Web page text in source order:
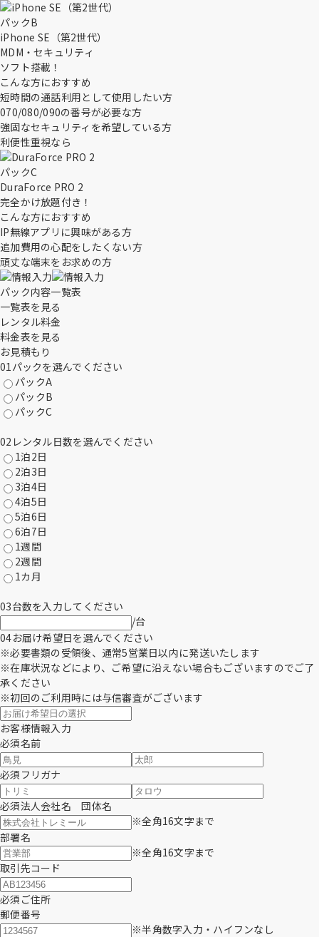
パックB
iPhone SE（第2世代）
MDM・セキュリティ
ソフト搭載！
こんな方におすすめ
短時間の通話利用として使用したい方
070/080/090の番号が必要な方
強固なセキュリティを希望している方
利便性重視なら
パックC
DuraForce PRO 2
完全かけ放題付き！
こんな方におすすめ
IP無線アプリに興味がある方
追加費用の心配をしたくない方
頑丈な端末をお求めの方
パック内容一覧表
一覧表を見る
レンタル料金
料金表を見る
お見積もり
01パックを選んでください
パックA
パックB
パックC
02 レンタル日数を選んでください
1泊2日
2泊3日
3泊4日
4泊5日
5泊6日
6泊7日
1週間
2週間
1カ月
03台数を入力してください
/台
04お届け希望日を選んでください
※必要書類の受領後、通常5営業日以内に発送いたします
※在庫状況などにより、ご希望に沿えない場合もございますのでご了
承ください
※初回のご利用時には与信審査がございます
お客様情報入力
必須名前
必須 フリガナ
必須法人会社名 団体名
※全角16文字まで
部署名
※全角16文字まで
取引先コード
必須 ご住所
郵便番号
※半角数字入力・ハイフンなし